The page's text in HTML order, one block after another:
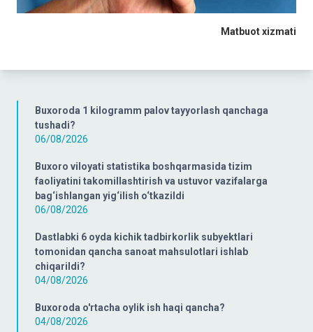
Buxoroda 1 kilogramm palov tayyorlash qanchaga
tushadi?
06/08/2026
Buxoro viloyati statistika boshqarmasida tizim
faoliyatini takomillashtirish va ustuvor vazifalarga
bag‘ishlangan yig‘ilish o‘tkazildi
06/08/2026
Dastlabki 6 oyda kichik tadbirkorlik subyektlari
tomonidan qancha sanoat mahsulotlari ishlab
chiqarildi?
04/08/2026
Buxoroda o'rtacha oylik ish haqi qancha?
04/08/2026
Matbuot xizmati